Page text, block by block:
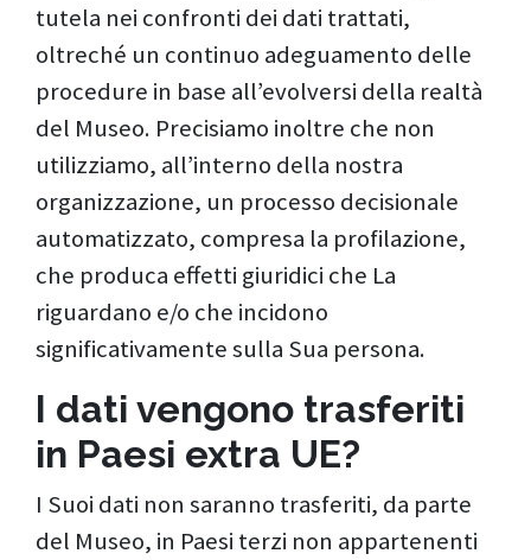
tutela nei confronti dei dati trattati,
oltreché un continuo adeguamento delle
procedure in base all’evolversi della realtà
del Museo. Precisiamo inoltre che non
utilizziamo, all’interno della nostra
organizzazione, un processo decisionale
automatizzato, compresa la profilazione,
che produca effetti giuridici che La
riguardano e/o che incidono
significativamente sulla Sua persona.
I dati vengono trasferiti
in Paesi extra UE?
I Suoi dati non saranno trasferiti, da parte
del Museo, in Paesi terzi non appartenenti